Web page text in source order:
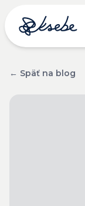
← Späť na blog